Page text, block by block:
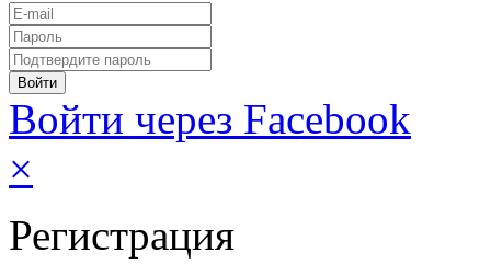
Войти через Facebook
×
Регистрация